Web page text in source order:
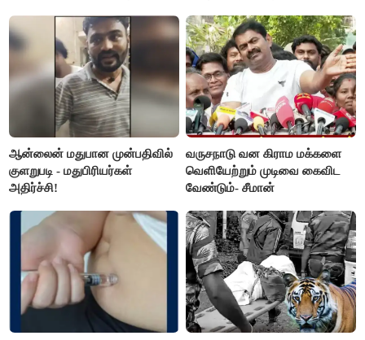
மார்க்கண்டேயன்
ஆன்லைன் மதுபான முன்பதிவில்
குளறுபடி - மதுபிரியர்கள்
அதிர்ச்சி!
வருசநாடு வன கிராம மக்களை
வெளியேற்றும் முடிவை கைவிட
வேண்டும்- சீமான்